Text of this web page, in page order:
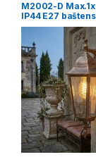
M2002-D
IP44 E27
fenjer Mitea